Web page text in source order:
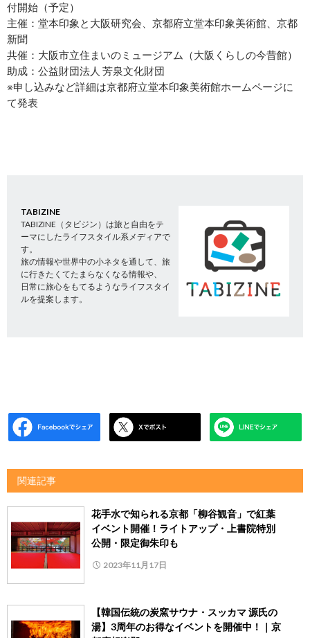
付開始（予定）
主催：堂本印象と大阪研究会、京都府立堂本印象美術館、京都
新聞
共催：大阪市立住まいのミュージアム（大阪くらしの今昔館）
助成：公益財団法人 芳泉文化財団
※申し込みなど詳細は京都府立堂本印象美術館ホームページに
て発表
TABIZINE
TABIZINE（タビジン）は旅と自由をテ
ーマにしたライフスタイル系メディアで
す。
旅の情報や世界中の小ネタを通して、旅
に行きたくてたまらなくなる情報や、
日常に旅心をもてるようなライフスタイ
ルを提案します。
関連記事
花手水で知られる京都「柳谷観音」で紅葉
イベント開催！ライトアップ・上書院特別
公開・限定御朱印も
2023年11月17日
【韓国伝統の炭窯サウナ・スッカマ 源氏の
湯】3周年のお得なイベントを開催中！｜京